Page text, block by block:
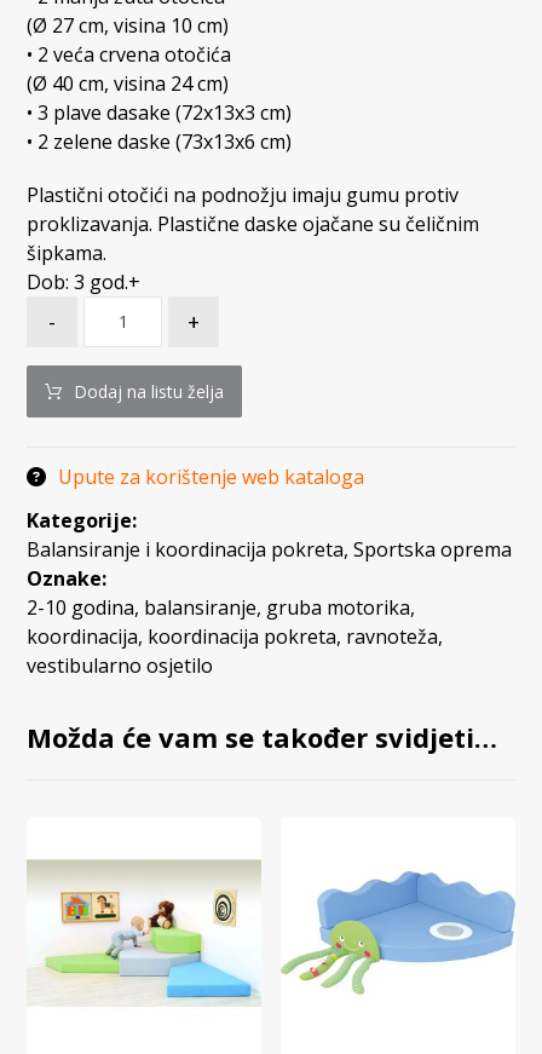
(Ø 27 cm, visina 10 cm)
• 2 veća crvena otočića
(Ø 40 cm, visina 24 cm)
• 3 plave dasake (72x13x3 cm)
• 2 zelene daske (73x13x6 cm)
Plastični otočići na podnožju imaju gumu protiv
proklizavanja. Plastične daske ojačane su čeličnim
šipkama.
Dob: 3 god.+
- +
Dodaj na listu želja
Upute za korištenje web kataloga
Kategorije:
Balansiranje i koordinacija pokreta,Sportska oprema
Oznake:
2-10 godina, balansiranje, gruba motorika,
koordinacija, koordinacija pokreta, ravnoteža,
vestibularno osjetilo
Možda će vam se također svidjeti…